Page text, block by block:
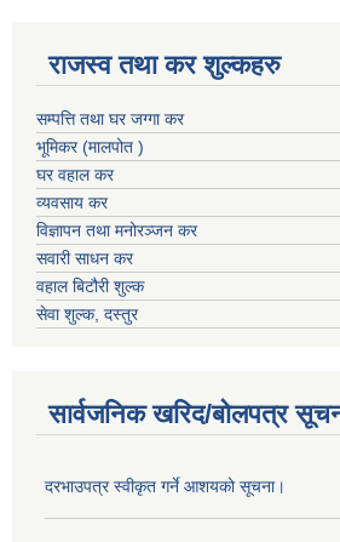
राजस्व तथा कर शुल्कहरु
सम्पत्ति तथा घर जग्गा कर
भूमिकर (मालपोत )
घर वहाल कर
व्यवसाय कर
विज्ञापन तथा मनोरञ्जन कर
सवारी साधन कर
वहाल बिटौरी शुल्क
सेवा शुल्क, दस्तुर
सार्वजनिक खरिद/बोलपत्र
दरभाउपत्र स्वीकृत गर्ने आशयको सूचना।